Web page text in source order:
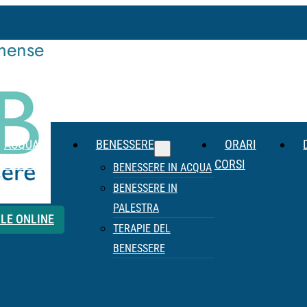
ONLINE
ACQUA
BENESSERE
BENESSERE IN ACQUA
BENESSERE IN
PALESTRA
TERAPIE DEL
BENESSERE
ORARI
CORSI